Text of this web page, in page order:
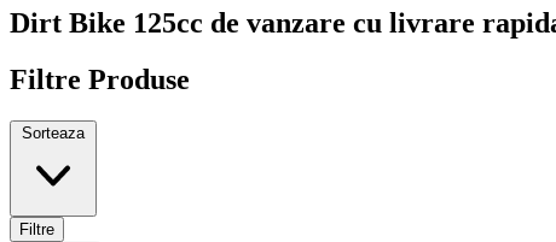
Dirt Bike 125cc de vanzare cu livrare
Filtre Produse
Sorteaza
Filtre